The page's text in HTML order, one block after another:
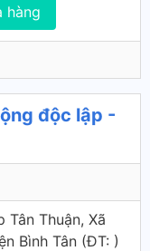
hàng
độc lập -
Tân Thuận, Xã
Bình Tân (ÐT: )